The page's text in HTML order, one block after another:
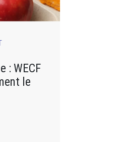
: WECF
le